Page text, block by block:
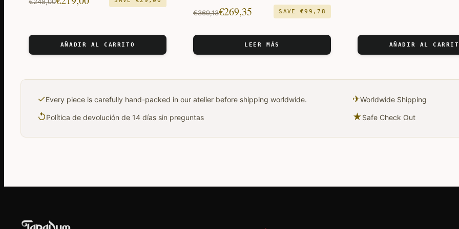
€248,00
original
actual
AÑADIR AL CARRITO
€369,13
El
original
era:
€269,35
El
actual
es:
SAVE€99,78
LEER MÁS
era:
€229,31.
es:
€199,16.
AÑADIR AL
✓Every piece is carefully hand-packed in our atelier before shipping worldwide. ✈Worldwide Shipping
↺Política de devolución de 14 días sin preguntas ★Safe Check Out